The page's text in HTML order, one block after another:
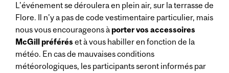
L'événement se déroulera en plein air, sur la terrasse de
Flore. Il n'y a pas de code vestimentaire particulier, mais
nous vous encourageons àporter vos accessoires
McGill préférés et à vous habiller en fonction de la
météo. En cas de mauvaises conditions
météorologiques, les participants seront informés par